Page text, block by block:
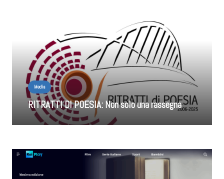
Media
RITRATTI DI POESIA: Non solo una rassegna